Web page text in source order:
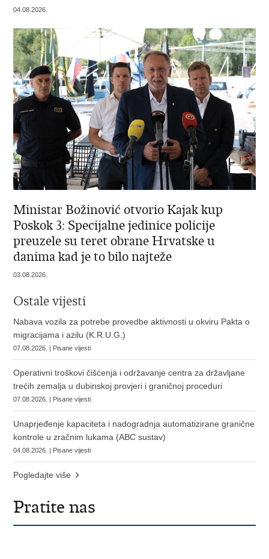
04.08.2026.
Ministar Božinović otvorio Kajak kup
Poskok 3: Specijalne jedinice policije
preuzele su teret obrane Hrvatske u
danima kad je to bilo najteže
03.08.2026.
Ostale vijesti
Nabava vozila za potrebe provedbe aktivnosti u okviru Pakta o
migracijama i azilu (K.R.U.G.)
07.08.2026. | Pisane vijesti
Operativni troškovi čišćenja i održavanje centra za državljane
trećih zemalja u dubinskoj provjeri i graničnoj proceduri
07.08.2026. | Pisane vijesti
Unaprjeđenje kapaciteta i nadogradnja automatizirane granične
kontrole u zračnim lukama (ABC sustav)
04.08.2026. | Pisane vijesti
Pogledajte više
Pratite nas